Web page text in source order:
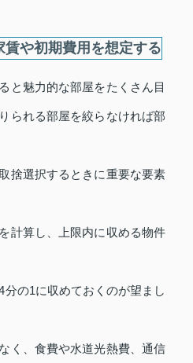
や初期費用を想定する
と魅力的な部屋をたくさん目
られる部屋を絞らなければ部
捨選択するときに重要な要素
計算し、上限内に収める物件
の1に収めておくのが望まし
く、食費や水道光熱費、通信